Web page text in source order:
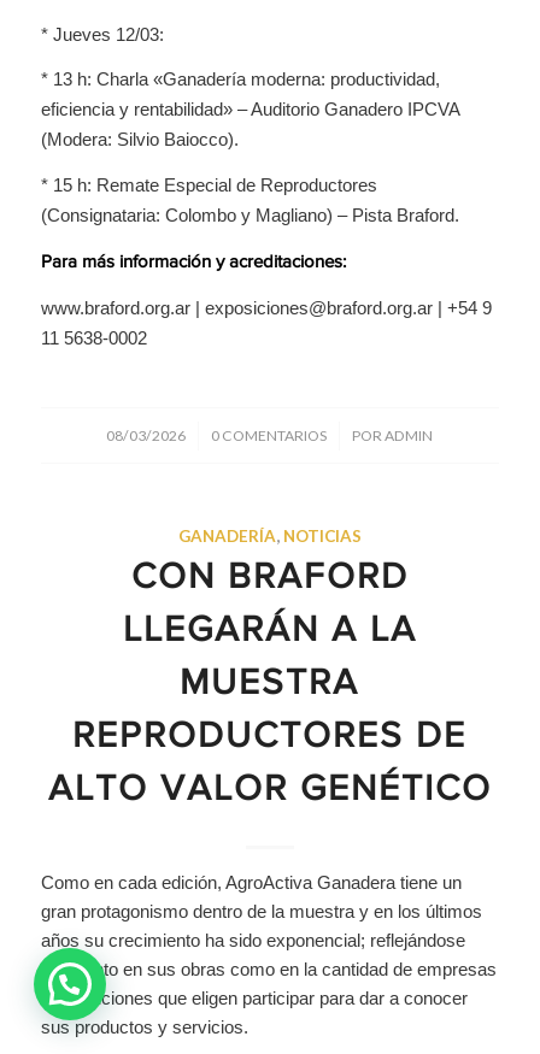
* Jueves 12/03:
* 13 h: Charla «Ganadería moderna: productividad,
eficiencia y rentabilidad» – Auditorio Ganadero IPCVA
(Modera: Silvio Baiocco).
* 15 h: Remate Especial de Reproductores
(Consignataria: Colombo y Magliano) – Pista Braford.
Para más información y acreditaciones:
www.braford.org.ar | exposiciones@braford.org.ar | +54 9
11 5638-0002
08/03/2026
/ 0 COMENTARIOS
/ PORADMIN
GANADERÍA, NOTICIAS
CON BRAFORD
LLEGARÁN A LA
MUESTRA
REPRODUCTORES DE
ALTO VALOR GENÉTICO
Como en cada edición, AgroActiva Ganadera tiene un
gran protagonismo dentro de la muestra y en los últimos
años su crecimiento ha sido exponencial; reflejándose
esto tanto en sus obras como en la cantidad de empresas
e instituciones que eligen participar para dar a conocer
sus productos y servicios.